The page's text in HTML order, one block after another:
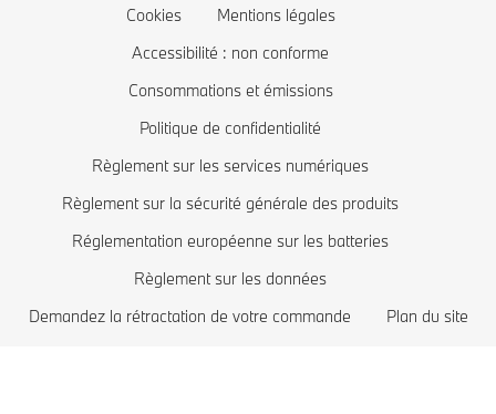
Mise à jour logiciel Remote Software Upgrade
Offres exclusives BMW
Comparez les modèles BMW
Boutique Lifestyle BMW
Reprise de votre véhicule
Réservez votre essai
Recommandation personnalisée de BMW
BMW Série 2
BMW Série 1
BMW M
Coût des voitures électriques
BMW hybrides rechargeables
Cookies
Mentions légales
Accessibilité : non conforme
Consommations et émissions
Politique de confidentialité
Règlement sur les services numériques
Règlement sur la sécurité générale des produits
Réglementation européenne sur les batteries
Règlement sur les données
Demandez la rétractation de votre commande
Plan du site